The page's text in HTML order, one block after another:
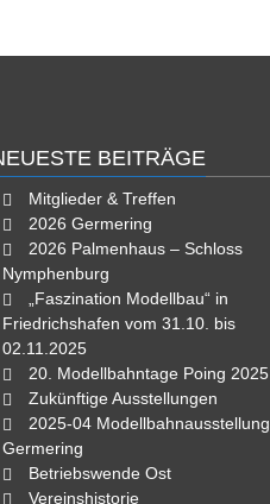
BEITRÄGE
Mitglieder & Treffen
2026 Germering
2026 Palmenhaus – Schloss
Nymphenburg
„Faszination Modellbau“ in
Friedrichshafen vom 31.10. bis
02.11.2025
20. Modellbahntage Poing 2025
Zukünftige Ausstellungen
2025-04 Modellbahnausstellung
Germering
Betriebswende Ost
Vereinshistorie